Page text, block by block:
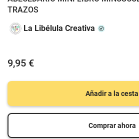
TRAZOS
La Libélula Creativa
9,95 €
Añadir a la cesta
Comprar ahora